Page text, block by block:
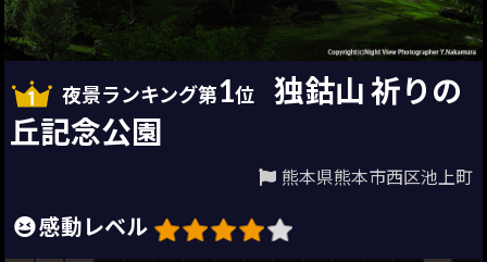
夜景ランキング第1位独鈷山 祈りの
丘記念公園
熊本県熊本市西区池上町
感動レベル